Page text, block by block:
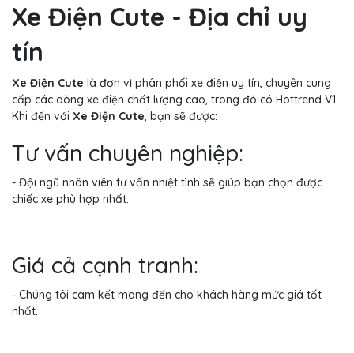
Xe Điện Cute - Địa chỉ uy
tín
Xe Điện Cute là đơn vị phân phối xe điện uy tín, chuyên cung
cấp các dòng xe điện chất lượng cao, trong đó có Hottrend V1.
Khi đến với Xe Điện Cute, bạn sẽ được:
Tư vấn chuyên nghiệp:
- Đội ngũ nhân viên tư vấn nhiệt tình sẽ giúp bạn chọn được
chiếc xe phù hợp nhất.
Giá cả cạnh tranh:
- Chúng tôi cam kết mang đến cho khách hàng mức giá tốt
nhất.